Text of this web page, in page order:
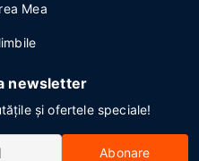
Mea
newsletter
și ofertele speciale!
Abonare